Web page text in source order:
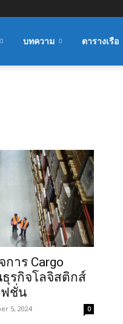
บทความ ตารางเรือ
การ Cargo
ธุรกิจโลจิสติกส์
ชั่น
5, 2024 0